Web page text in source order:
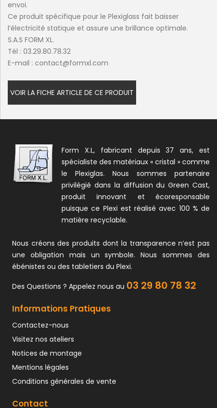
envoi.
Ce produit spécifique pour le Plexiglass fait baisser
l’électricité statique et assure une brillance optimale.
S.A.S FORM XL.
Tél : 03.29.80.78.32
E-mail : contact@formxl.com
VOIR LA FICHE ARTICLE DE CE PRODUIT
Form X.L, fabricant depuis 37 ans, est
spécialiste des matériaux « cristal » comme
le Plexiglas. Nous sommes partenaire
privilégié dans la diffusion du Green Cast,
produit innovant et écoresponsable
puisque ce Plexi est réalisé avec 100 % de
matière recyclable.
Nous créons des produits dont la transparence n’est pas
une obligation mais un symbole. Nous sommes des
ébénistes ou des tabletiers du Plexi.
Des Questions ? Appelez nous au 03 29 80 78 32
Informations Pratiques
Contactez-nous
Visitez nos ateliers
Notices de montage
Mentions légales
Conditions générales de vente
Contact